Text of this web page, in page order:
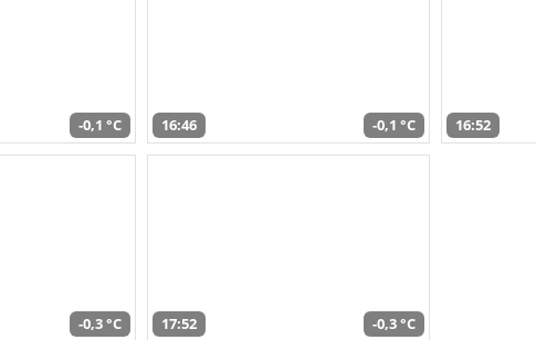
-0,1 °C 16:46 -0,1 °C 16:52
-0,3 °C 17:52 -0,3 °C